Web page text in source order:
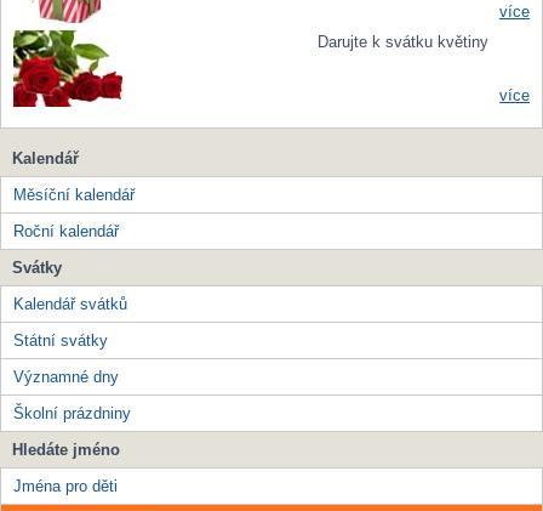
více
Darujte k svátku květiny
více
Kalendář
Měsíční kalendář
Roční kalendář
Svátky
Kalendář svátků
Státní svátky
Významné dny
Školní prázdniny
Hledáte jméno
Jména pro děti